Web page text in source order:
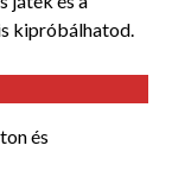
kipróbálhatod.
és